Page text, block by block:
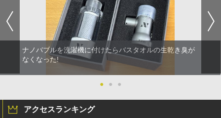
ナノバブルを洗濯機に付けたらバスタオルの生乾き臭が
なくなった!
● ● ●
アクセスランキング